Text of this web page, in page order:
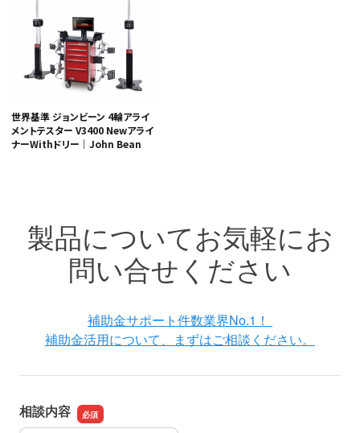
世界基準 ジョンビーン 4輪アライ
メントテスター V3400 Newアライ
ナーWithドリー｜John Bean